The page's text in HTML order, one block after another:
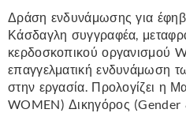
Δράση ενδυνάμωσης για
Κάσδαγλη συγγραφέα,
κερδοσκοπικού οργανισμού
επαγγελματική ενδυνάμωση
στην εργασία. Προλογίζει η
WOMEN) Δικηγόρος